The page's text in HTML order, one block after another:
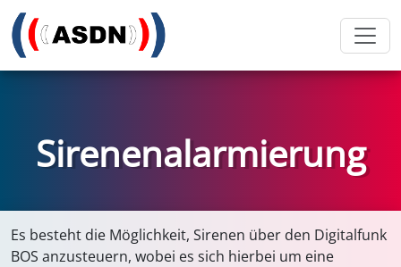
Sirenenalarmierung
Es besteht die Möglichkeit, Sirenen über den Digitalfunk
BOS anzusteuern, wobei es sich hierbei um eine